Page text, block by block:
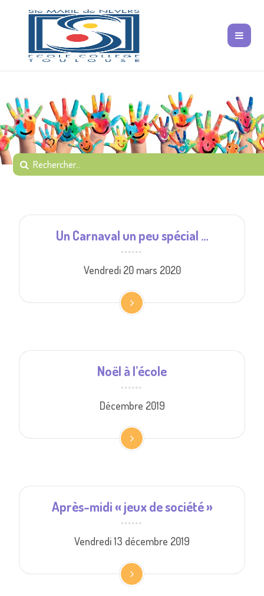
Un Carnaval un peu spécial …
Vendredi 20 mars 2020
Noël à l’école
Décembre 2019
Après-midi « jeux de société »
Vendredi 13 décembre 2019